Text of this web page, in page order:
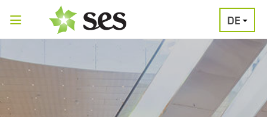
DE
PRESSEAUSSENDUNGEN